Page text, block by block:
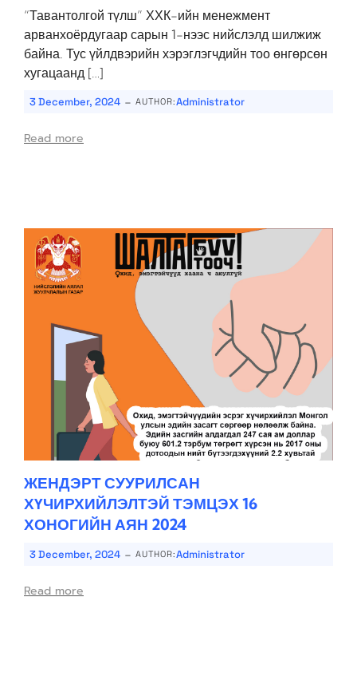
“Тавантолгой түлш” ХХК-ийн менежмент
арванхоёрдугаар сарын 1-нээс нийслэлд шилжиж
байна. Тус үйлдвэрийн хэрэглэгчдийн тоо өнгөрсөн
хугацаанд […]
3 December, 2024 - AUTHOR:Administrator
Read more
ЖЕНДЭРТ СУУРИЛСАН
ХҮЧИРХИЙЛЭЛТЭЙ ТЭМЦЭХ 16
ХОНОГИЙН АЯН 2024
3 December, 2024 - AUTHOR:Administrator
Read more